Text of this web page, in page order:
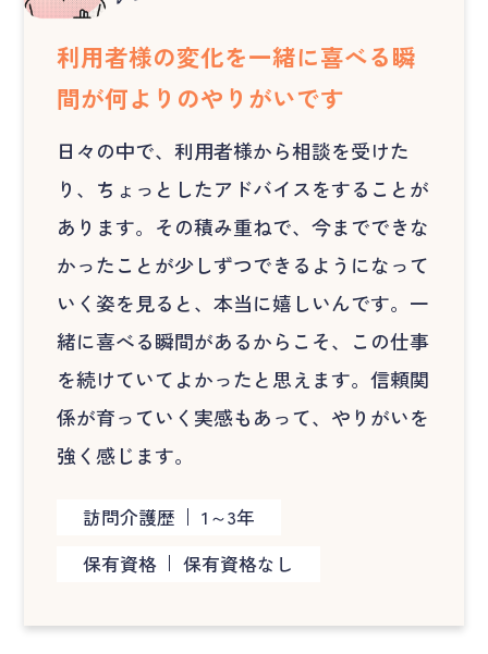
利用者様の変化を一緒に喜べる瞬
間が何よりのやりがいです
日々の中で、利用者様から相談を受けた
り、ちょっとしたアドバイスをすることが
あります。その積み重ねで、今までできな
かったことが少しずつできるようになって
いく姿を見ると、本当に嬉しいんです。一
緒に喜べる瞬間があるからこそ、この仕事
を続けていてよかったと思えます。信頼関
係が育っていく実感もあって、やりがいを
強く感じます。
訪問介護歴
1～3年
保有資格
保有資格なし